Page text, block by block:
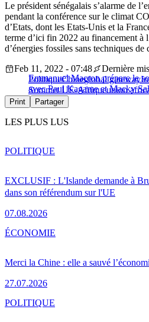
Le président sénégalais s’alarme de
pendant la conférence sur le climat
d’Etats, dont les Etats-Unis et la
terme d’ici fin 2022 au financement à
d’énergies fossiles sans techniques de
Emmanuel Macron prépare le
avec Paul Kagame et Macky
Feb 11, 2022 - 07:48
Dernière
PolitiqueChineglobal gateway
Sommet UE-Afriqueunion
Print Partager
LES PLUS LUS
EXCLUSIF : L'Islande demande à
dans son référendum sur l'UE
07.08.2026
POLITIQUE
Merci la Chine : elle a sauvé
27.07.2026
ÉCONOMIE
POLITIQUE